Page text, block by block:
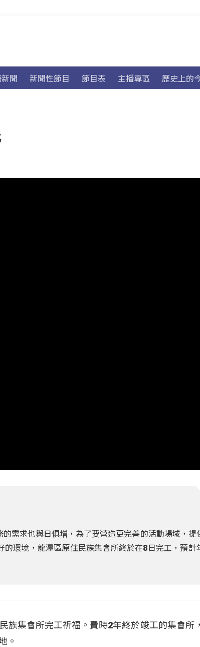
聞 新聞性節目 節目表 主播專區 歷史上的
需求也與日俱增，為了要營造更完善的活動場域，提
環境，龍潭區原住民族集會所終於在8日完工，預計
族集會所完工祈福。費時2年終於竣工的集會所
。